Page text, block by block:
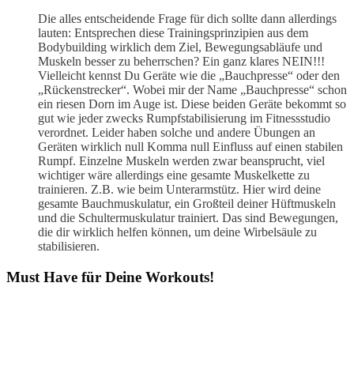
Die alles entscheidende Frage für dich sollte dann allerdings
lauten: Entsprechen diese Trainingsprinzipien aus dem
Bodybuilding wirklich dem Ziel, Bewegungsabläufe und
Muskeln besser zu beherrschen? Ein ganz klares NEIN!!!
Vielleicht kennst Du Geräte wie die „Bauchpresse“ oder den
„Rückenstrecker“. Wobei mir der Name „Bauchpresse“ schon
ein riesen Dorn im Auge ist. Diese beiden Geräte bekommt so
gut wie jeder zwecks Rumpfstabilisierung im Fitnessstudio
verordnet. Leider haben solche und andere Übungen an
Geräten wirklich null Komma null Einfluss auf einen stabilen
Rumpf. Einzelne Muskeln werden zwar beansprucht, viel
wichtiger wäre allerdings eine gesamte Muskelkette zu
trainieren. Z.B. wie beim Unterarmstütz. Hier wird deine
gesamte Bauchmuskulatur, ein Großteil deiner Hüftmuskeln
und die Schultermuskulatur trainiert. Das sind Bewegungen,
die dir wirklich helfen können, um deine Wirbelsäule zu
stabilisieren.
Must Have für Deine Workouts!